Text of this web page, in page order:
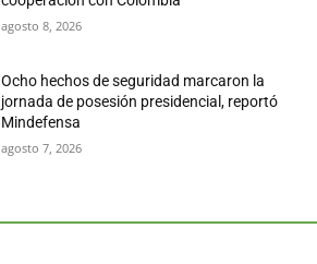
agosto 8, 2026
Ocho hechos de seguridad marcaron la
jornada de posesión presidencial, reportó
Mindefensa
agosto 7, 2026